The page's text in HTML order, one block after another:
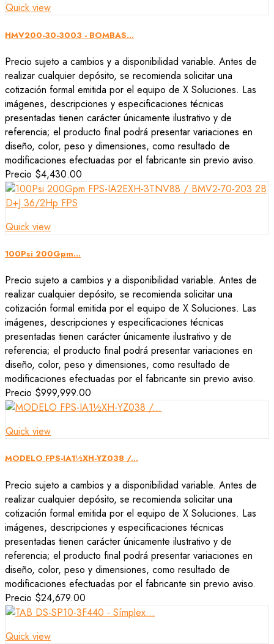
Quick view
HMV200-30-3003 - BOMBAS...
Precio sujeto a cambios y a disponibilidad variable. Antes de
realizar cualquier depósito, se recomienda solicitar una
cotización formal emitida por el equipo de X Soluciones. Las
imágenes, descripciones y especificaciones técnicas
presentadas tienen carácter únicamente ilustrativo y de
referencia; el producto final podrá presentar variaciones en
diseño, color, peso y dimensiones, como resultado de
modificaciones efectuadas por el fabricante sin previo aviso.
Precio $4,430.00
Quick view
100Psi 200Gpm...
Precio sujeto a cambios y a disponibilidad variable. Antes de
realizar cualquier depósito, se recomienda solicitar una
cotización formal emitida por el equipo de X Soluciones. Las
imágenes, descripciones y especificaciones técnicas
presentadas tienen carácter únicamente ilustrativo y de
referencia; el producto final podrá presentar variaciones en
diseño, color, peso y dimensiones, como resultado de
modificaciones efectuadas por el fabricante sin previo aviso.
Precio $999,999.00
Quick view
MODELO FPS-IA1½XH-YZ038 /...
Precio sujeto a cambios y a disponibilidad variable. Antes de
realizar cualquier depósito, se recomienda solicitar una
cotización formal emitida por el equipo de X Soluciones. Las
imágenes, descripciones y especificaciones técnicas
presentadas tienen carácter únicamente ilustrativo y de
referencia; el producto final podrá presentar variaciones en
diseño, color, peso y dimensiones, como resultado de
modificaciones efectuadas por el fabricante sin previo aviso.
Precio $24,679.00
Quick view